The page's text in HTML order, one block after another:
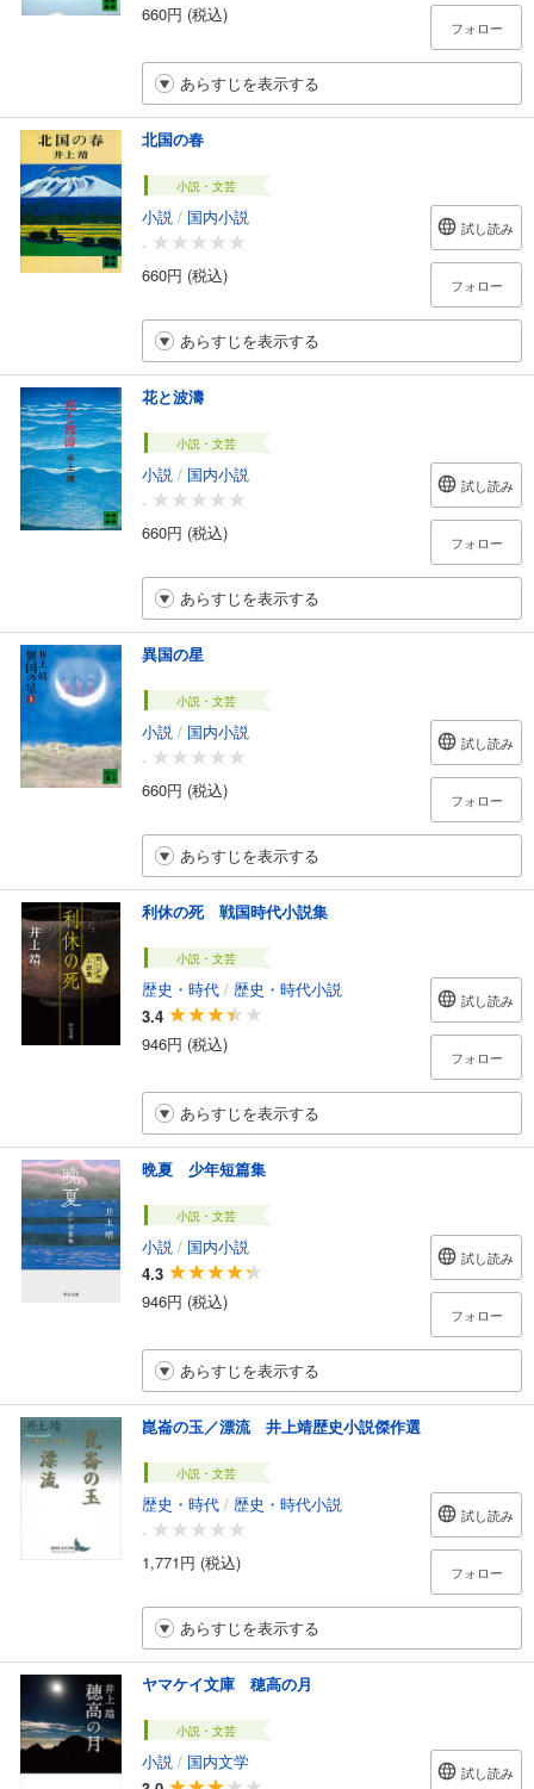
660円 (税込)
フォロー
あらすじを表示する
北国の春
小説・文芸
小説 / 国内小説
-
660円 (税込)
試し読み
フォロー
あらすじを表示する
花と波濤
小説・文芸
小説 / 国内小説
-
660円 (税込)
試し読み
フォロー
あらすじを表示する
異国の星
小説・文芸
小説 / 国内小説
-
660円 (税込)
試し読み
フォロー
あらすじを表示する
利休の死 戦国時代小説集
小説・文芸
歴史・時代 / 歴史・時代小説
3.4
946円 (税込)
試し読み
フォロー
あらすじを表示する
晩夏 少年短篇集
小説・文芸
小説 / 国内小説
4.3
946円 (税込)
試し読み
フォロー
あらすじを表示する
崑崙の玉／漂流 井上靖歴史小説傑作選
小説・文芸
歴史・時代 / 歴史・時代小説
-
1,771円 (税込)
試し読み
フォロー
あらすじを表示する
ヤマケイ文庫 穂高の月
小説・文芸
小説 / 国内文学
試し読み